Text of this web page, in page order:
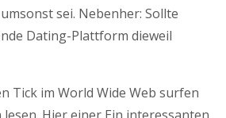
sei. Nebenher: Sollte
Dating-Plattform dieweil
Tick im World Wide Web surfen